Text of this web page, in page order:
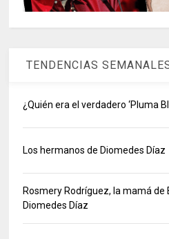
TENDENCIAS
¿Quién era el verdadero ‘Pluma
Los hermanos de Diomedes Díaz
Rosmery Rodríguez, la mamá de
Diomedes Díaz